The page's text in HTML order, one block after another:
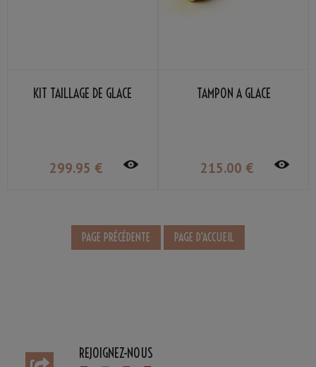
KIT TAILLAGE DE GLACE
299.95 €
TAMPON À GLACE
215.00 €
REJOIGNEZ-NOUS